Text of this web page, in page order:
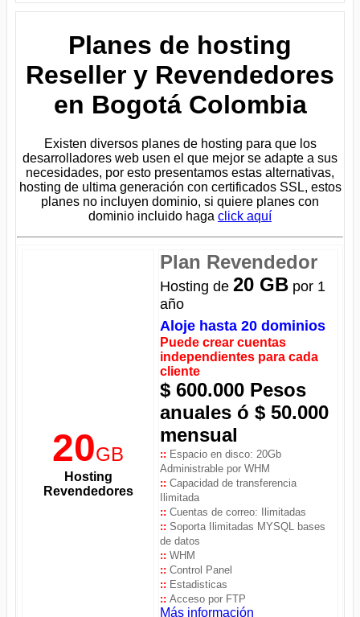
Planes de hosting
Reseller y Revendedores
en Bogotá Colombia
Existen diversos planes de hosting para que los
desarrolladores web usen el que mejor se adapte a sus
necesidades, por esto presentamos estas alternativas,
hosting de ultima generación con certificados SSL, estos
planes no incluyen dominio, si quiere planes con
dominio incluido haga click aquí
20GB
Hosting
Revendedores
Plan Revendedor
Hosting de 20 GB por 1
año
Aloje hasta 20 dominios
Puede crear cuentas
independientes para cada
cliente
$ 600.000 Pesos
anuales ó $ 50.000
mensual
:: Espacio en disco: 20Gb
Administrable por WHM
:: Capacidad de transferencia
Ilimitada
:: Cuentas de correo: Ilimitadas
:: Soporta Ilimitadas MYSQL bases
de datos
:: WHM
:: Control Panel
:: Estadisticas
:: Acceso por FTP
Más información